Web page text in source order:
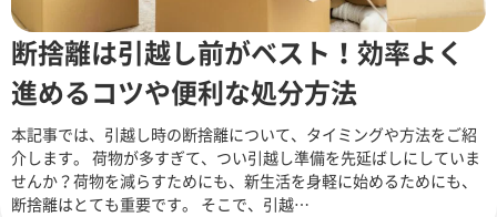
断捨離は引越し前がベスト！効率よく
進めるコツや便利な処分方法
本記事では、引越し時の断捨離について、タイミングや方法をご紹
介します。 荷物が多すぎて、つい引越し準備を先延ばしにしていま
せんか？荷物を減らすためにも、新生活を身軽に始めるためにも、
断捨離はとても重要です。 そこで、引越…